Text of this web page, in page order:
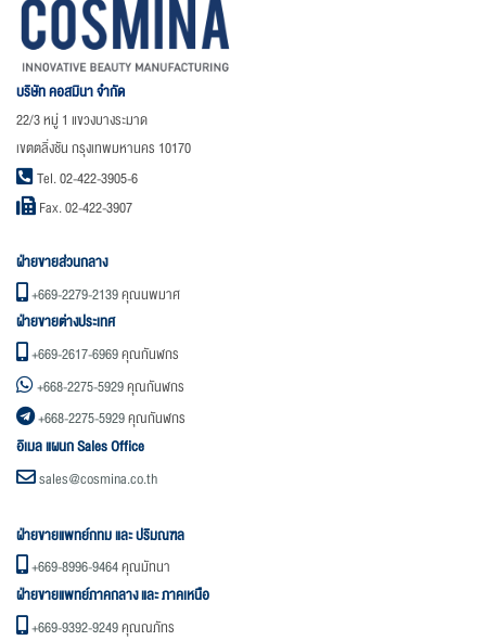
บริษัท คอสมินา จำกัด
22/3 หมู่ 1 แขวงบางระมาด
เขตตลิ่งชัน กรุงเทพมหานคร 10170
Tel. 02-422-3905-6
Fax. 02-422-3907
ฝ่ายขายส่วนกลาง
+669-2279-2139คุณนพมาศ
ฝ่ายขายต่างประเทศ
+669-2617-6969คุณกันฬกร
+668-2275-5929คุณกันฬกร
+668-2275-5929คุณกันฬกร
อิเมล แผนก Sales Office
sales@cosmina.co.th
ฝ่ายขายแพทย์กทม และ ปริมณฑล
+669-8996-9464คุณมัทนา
ฝ่ายขายแพทย์ภาคกลาง และ ภาคเหนือ
+669-9392-9249คุณณภัทร